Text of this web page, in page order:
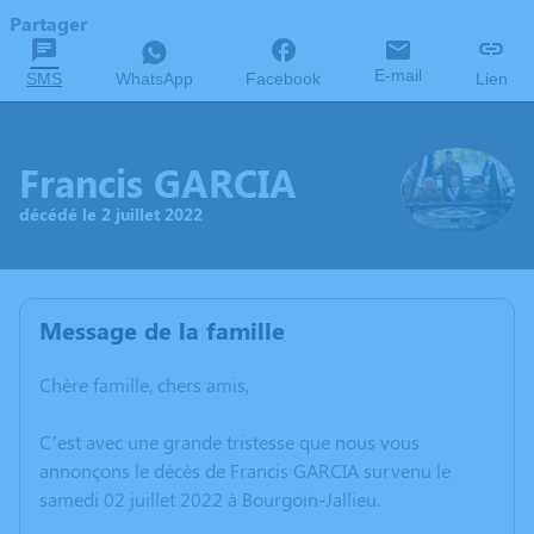
Partager
SMS WhatsApp Facebook E-mail Lien
Francis GARCIA
décédé le 2 juillet 2022
Message de la famille
Chère famille, chers amis,
C’est avec une grande tristesse que nous vous
annonçons le décès de Francis GARCIA survenu le
samedi 02 juillet 2022 à Bourgoin-Jallieu.